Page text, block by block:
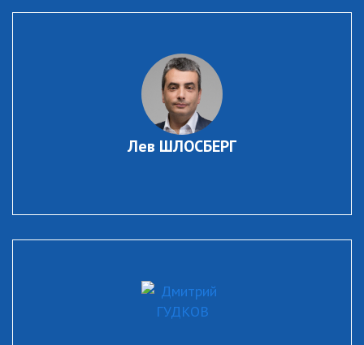
Лев ШЛОСБЕРГ